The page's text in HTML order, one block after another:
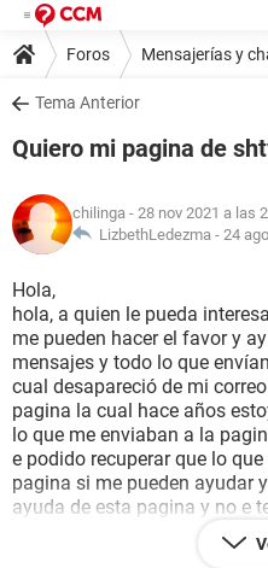
Foros Mensajerías y
Tema Anterior
Quiero mi pagina de
chilinga - 28 nov 2021 a las
LizbethLedezma - 24
Hola,
hola, a quien le pueda
me pueden hacer el favor y
mensajes y todo lo que
cual desapareció de mi
pagina la cual hace años
lo que me enviaban a la
e podido recuperar que lo
pagina si me pueden ayudar
ayuda de esta pagina y no e
gracias si me pueden
att, maría cecilia estrada